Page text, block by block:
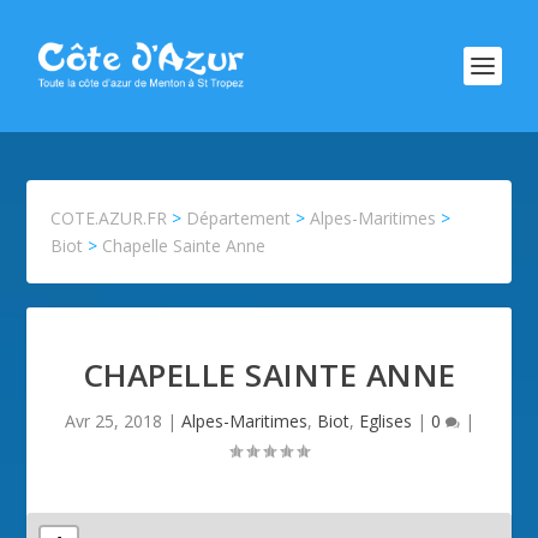
COTE.AZUR.FR > Département >Alpes-Maritimes >
Biot > Chapelle Sainte Anne
CHAPELLE SAINTE ANNE
Avr 25, 2018 | Alpes-Maritimes, Biot, Eglises | 0 |